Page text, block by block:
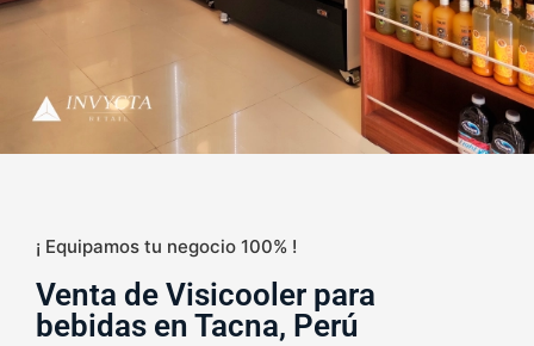
¡ Equipamos tu negocio 100% !
Venta de Visicooler para
bebidas en Tacna, Perú